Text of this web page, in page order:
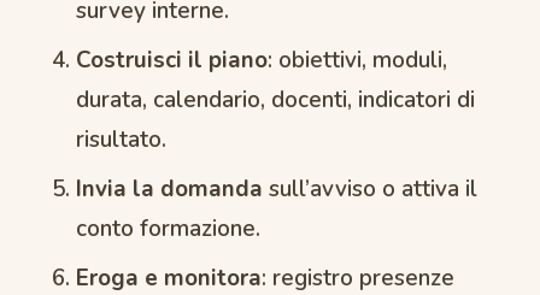
survey interne.
Costruisci il piano: obiettivi, moduli,
durata, calendario, docenti, indicatori di
risultato.
Invia la domanda sull’avviso o attiva il
conto formazione.
Eroga e monitora: registro presenze